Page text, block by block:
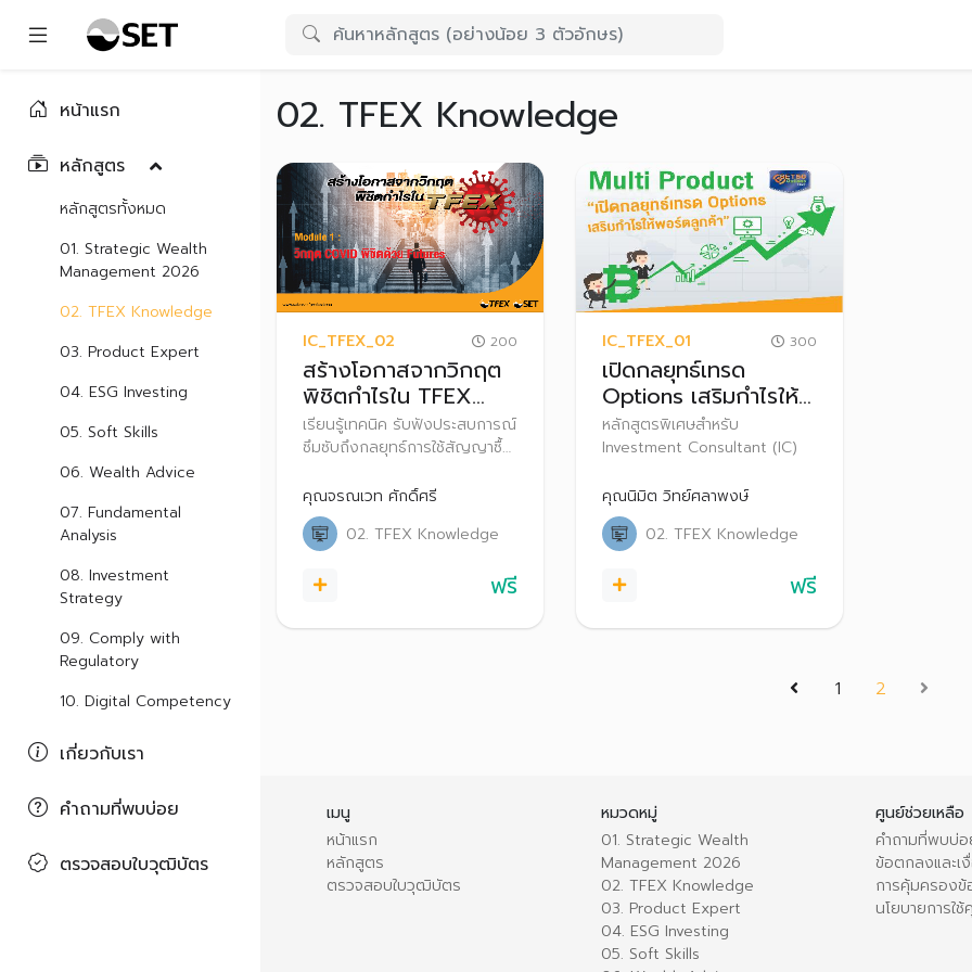
หน้าแรก
หลักสูตร
หลักสูตรทั้งหมด
01. Strategic Wealth
Management 2026
02. TFEX Knowledge
03. Product Expert
04. ESG Investing
05. Soft Skills
06. Wealth Advice
07. Fundamental
Analysis
08. Investment
Strategy
09. Comply with
Regulatory
10. Digital Competency
เกี่ยวกับเรา
คำถามที่พบบ่อย
ตรวจสอบใบวุฒิบัตร
02. TFEX Knowledge
IC_TFEX_02 200
สร้างโอกาสจากวิกฤต
พิชิตกำไรใน TFEX
(Module 1: วิกฤต
COVID พิชิตด้วย
เรียนรู้เทคนิค รับฟังประสบการณ์
ซึมซับถึงกลยุทธ์การใช้สัญญาซื้อ
เพื่อสร้างโอกาสทำกำไรจากความ
ผันผวนภายใต้ภาวะวิกฤต พิชิต
กำไรให้กับผู้ลงทุนได้อย่างมือ
คุณจรณเวท ศักดิ์ศรี
02. TFEX Knowledge
ฟรี
IC_TFEX_01 300
เปิดกลยุทธ์เทรด
Options เสริมกำไรให้
พอร์ตลูกค้า
หลักสูตรพิเศษสำหรับ
Investment Consultant (IC)
คุณนิมิต วิทย์ศลาพงษ์
02. TFEX Knowledge
ฟรี
1 2 (current)
เมนู
หน้าแรก
หลักสูตร
ตรวจสอบใบวุฒิบัตร
หมวดหมู่
01. Strategic Wealth
Management 2026
02. TFEX Knowledge
03. Product Expert
04. ESG Investing
05. Soft Skills
ศูนย์ช่วยเหลือ
คำถามที่พบบ่อ
ข้อตกลงและเ
การคุ้มครอง
นโยบายการใช้